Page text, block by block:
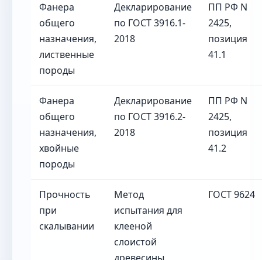
Фанера
общего
назначения,
лиственные
породы
Декларирование
по ГОСТ 3916.1-
2018
ПП РФ N
2425,
позиция
41.1
Фанера
общего
назначения,
хвойные
породы
Декларирование
по ГОСТ 3916.2-
2018
ПП РФ N
2425,
позиция
41.2
Прочность
при
скалывании
Метод
испытания для
клееной
слоистой
ГОСТ 9624